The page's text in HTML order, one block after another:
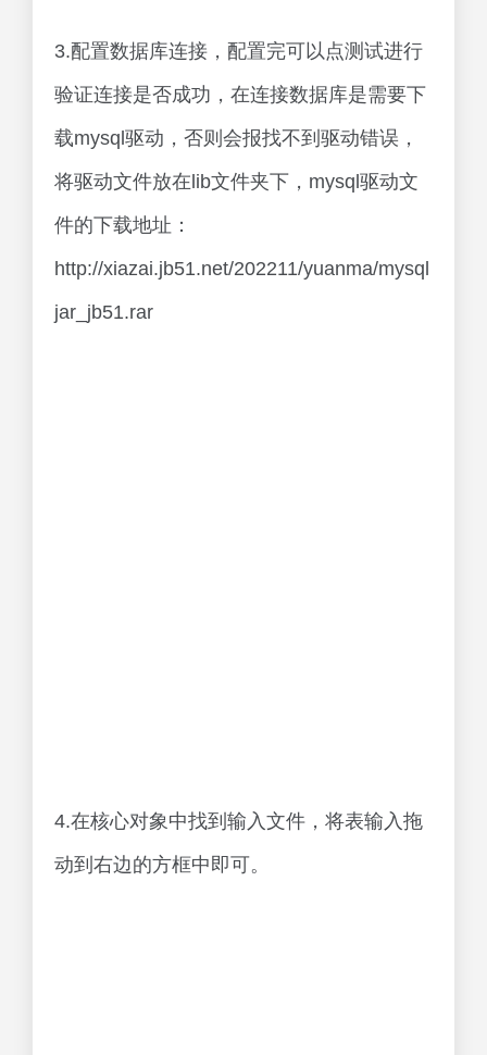
3.配置数据库连接，配置完可以点测试进行
验证连接是否成功，在连接数据库是需要下
载mysql驱动，否则会报找不到驱动错误，
将驱动文件放在lib文件夹下，mysql驱动文
件的下载地址：
http://xiazai.jb51.net/202211/yuanma/mysql
jar_jb51.rar
4.在核心对象中找到输入文件，将表输入拖
动到右边的方框中即可。